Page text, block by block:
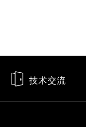
技术交流